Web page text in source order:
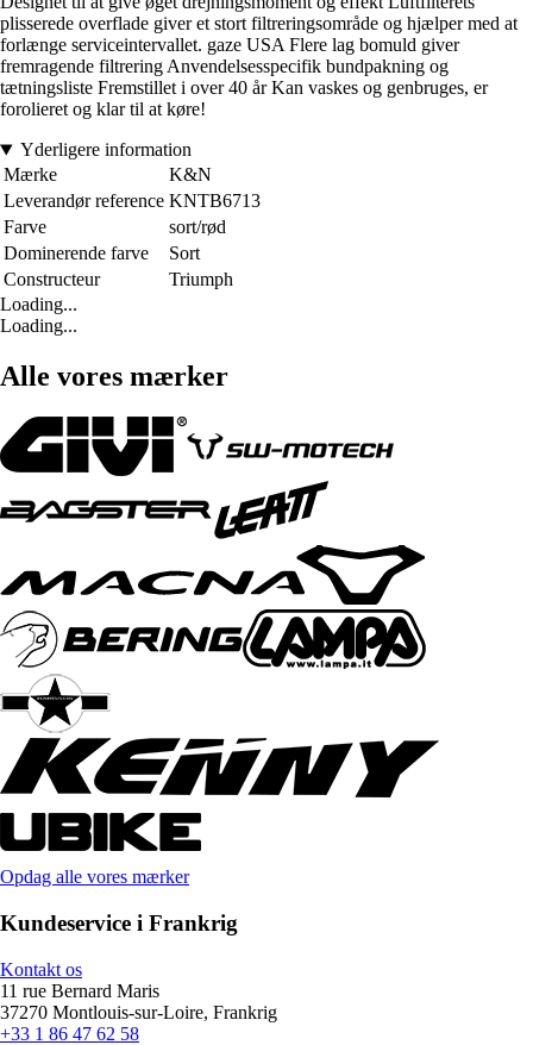
plisserede overflade giver et stort filtreringsområde og hjælper med at
forlænge serviceintervallet. gaze USA Flere lag bomuld giver
fremragende filtrering Anvendelsesspecifik bundpakning og
tætningsliste Fremstillet i over 40 år Kan vaskes og genbruges, er
forolieret og klar til at køre!
Yderligere information
Mærke
K&N
Leverandør reference KNTB6713
Farve
sort/rød
Dominerende farve
Sort
Constructeur
Triumph
Loading...
Loading...
Alle vores mærker
Opdag alle vores mærker
Kundeservice i Frankrig
Kontakt os
11 rue Bernard Maris
37270 Montlouis-sur-Loire, Frankrig
+33 1 86 47 62 58